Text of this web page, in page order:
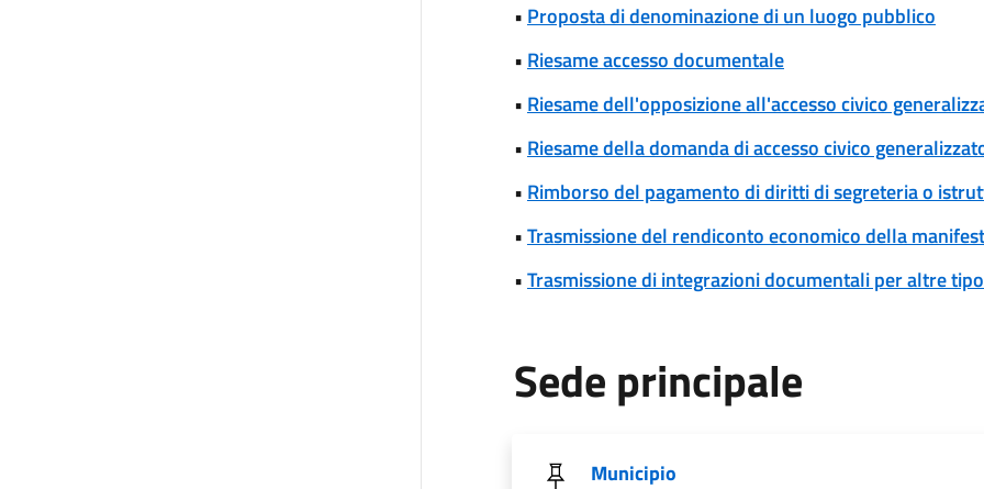
• Proposta di denominazione di un luogo pubblico
• Riesame accesso documentale
• Riesame dell'opposizione all'accesso civico
• Riesame della domanda di accesso civico
• Rimborso del pagamento di diritti di segreteria o
•Trasmissione del rendiconto economico della
•Trasmissione di integrazioni documentali per altre
Sede principale
Municipio